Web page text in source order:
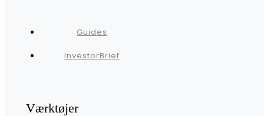
Guides
InvestorBrief
Værktøjer